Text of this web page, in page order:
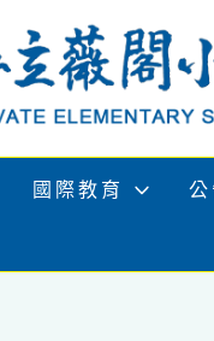
國際教育